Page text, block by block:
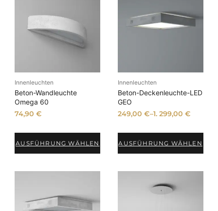
Innenleuchten
Beton-Wandleuchte
Omega 60
74,90€
AUSFÜHRUNG WÄHLEN
Innenleuchten
Beton-Deckenleuchte-LED
GEO
249,00 €–1. 299,00 €
AUSFÜHRUNG WÄHLEN